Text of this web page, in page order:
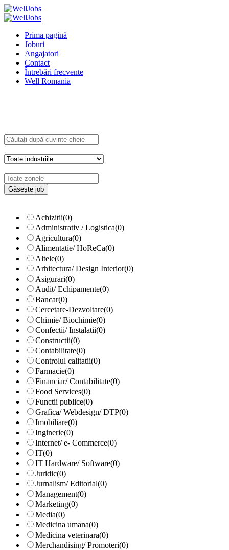
Prima pagină
Joburi
Angajatori
Contact
Întrebări frecvente
Well Romania
Achizitii(0)
Administrativ / Logistica(0)
Agricultura(0)
Alimentatie/ HoReCa(0)
Altele(0)
Arhitectura/ Design Interior(0)
Asigurari(0)
Audit/ Echipamente(0)
Bancar(0)
Cercetare-Dezvoltare(0)
Chimie/ Biochimie(0)
Confectii/ Instalatii(0)
Constructii(0)
Contabilitate(0)
Controlul calitatii(0)
Farmacie(0)
Financiar/ Contabilitate(0)
Food Services(0)
Functii publice(0)
Grafica/ Webdesign/ DTP(0)
Imobiliare(0)
Inginerie(0)
Internet/ e- Commerce(0)
IT(0)
IT Hardware/ Software(0)
Juridic(0)
Jurnalism/ Editorial(0)
Management(0)
Marketing(0)
Media(0)
Medicina umana(0)
Medicina veterinara(0)
Merchandising/ Promoteri(0)